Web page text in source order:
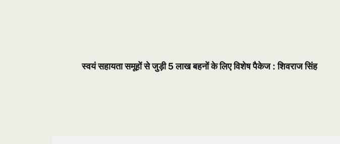
स्वयं सहायता समूहों से जुड़ी 5 लाख बहनों के लिए विशेष पैकेज : शिवराज सिंह